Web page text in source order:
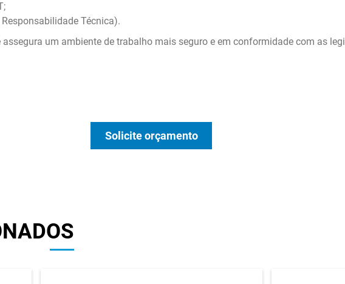
Técnica).
um ambiente de trabalho mais seguro e em conformidade com as
Solicite orçamento